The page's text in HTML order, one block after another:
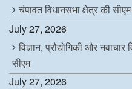
चंपावत विधानसभा क्षेत्र की
July 27, 2026
विज्ञान, प्रौद्योगिकी और
सीएम
July 27, 2026